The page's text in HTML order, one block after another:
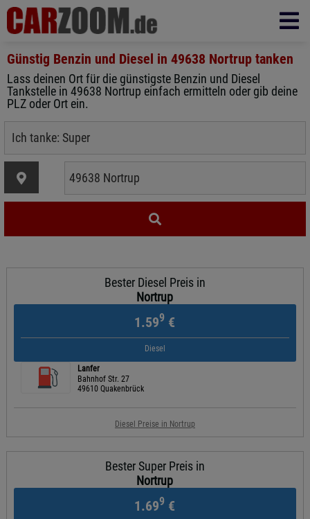
Günstig Benzin und Diesel in 49638 Nortrup tanken
Lass deinen Ort für die günstigste Benzin und Diesel
Tankstelle in 49638 Nortrup einfach ermitteln oder gib deine
PLZ oder Ort ein.
Bester Diesel Preis in
Nortrup
1.599 €
Diesel
Lanfer
Bahnhof Str. 27
49610 Quakenbrück
Diesel Preise in Nortrup
Bester Super Preis in
Nortrup
1.699 €